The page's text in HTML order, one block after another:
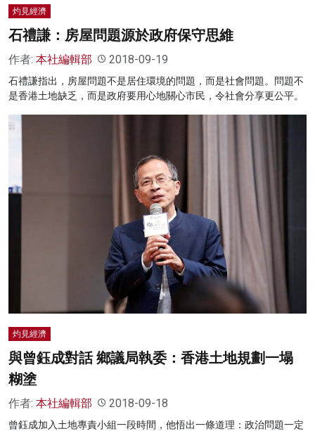
灼見經濟
石禮謙：房屋問題源於政府保守思維
作者: 本社編輯部 2018-09-19
石禮謙指出，房屋問題不是居住環境的問題，而是社會問題。問題不
是香港土地缺乏，而是政府要用心地關心市民，令社會分享更公平。
灼見經濟
與曾鈺成對話 鄉議局執委：香港土地規劃一塌
糊塗
作者: 本社編輯部 2018-09-18
曾鈺成加入土地專責小組一段時間，他悟出一條道理：政治問題一定